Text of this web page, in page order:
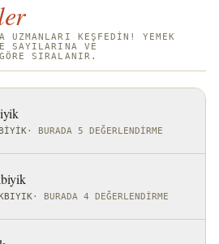
UZMANLARI KEŞFEDIN! YEMEK
SAYILARINA VE
SIRALANIR.
· BURADA 5 DEĞERLENDIRME
· BURADA 4 DEĞERLENDIRME